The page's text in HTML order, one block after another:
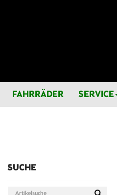
FAHRRÄDER SERVICE
SUCHE